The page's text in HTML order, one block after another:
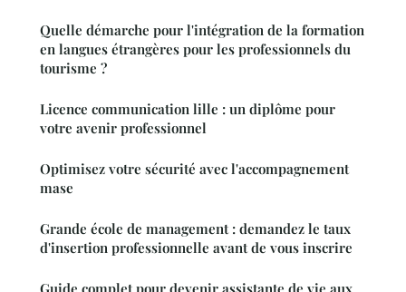
Quelle démarche pour l'intégration de la formation
en langues étrangères pour les professionnels du
tourisme ?
Licence communication lille : un diplôme pour
votre avenir professionnel
Optimisez votre sécurité avec l'accompagnement
mase
Grande école de management : demandez le taux
d'insertion professionnelle avant de vous inscrire